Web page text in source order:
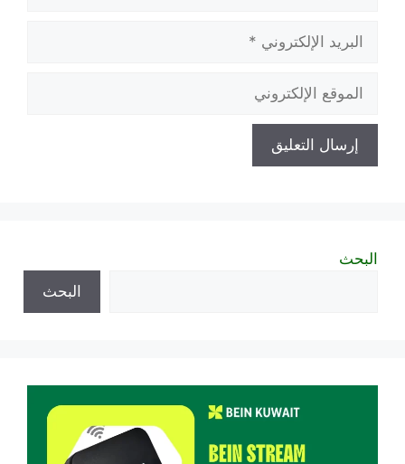
البريد
الإلكتروني
الموقع
الإلكتروني
البحث
البحث